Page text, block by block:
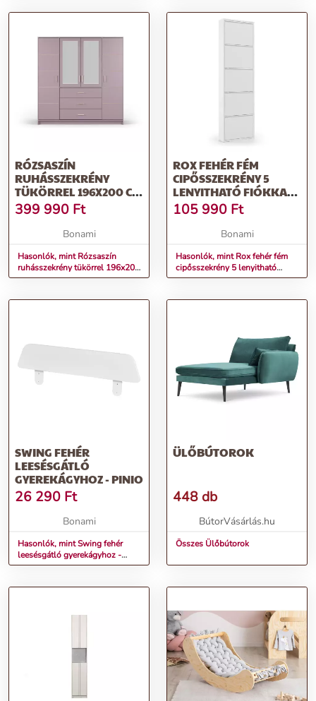
RÓZSASZÍN
RUHÁSSZEKRÉNY
TÜKÖRREL 196X200 CM
BURREN -
COSMOPOLITAN
399 990 Ft
Bonami
Hasonlók, mint Rózsaszín
ruhásszekrény tükörrel 196x200
cm Burren - Cosmopolitan
ROX FEHÉR FÉM
CIPŐSSZEKRÉNY 5
LENYITHATÓ FIÓKKAL -
KAVE HOME
105 990 Ft
Bonami
Hasonlók, mint Rox fehér fém
cipősszekrény 5 lenyitható
fiókkal - Kave Home
SWING FEHÉR
LEESÉSGÁTLÓ
GYEREKÁGYHOZ - PINIO
26 290 Ft
Bonami
Hasonlók, mint Swing fehér
leesésgátló gyerekágyhoz -
Pinio
ÜLŐBÚTOROK
448 db
BútorVásárlás.hu
Összes Ülőbútorok